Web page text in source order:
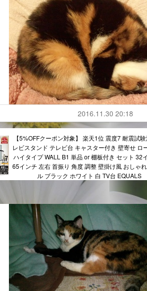
2016.11.30 20:18
【5%OFFクーポン対象】 楽天1位 震度7 耐震試
レビスタンド テレビ台 キャスター付き 壁寄せ ロ
ハイタイプ WALL B1 単品 or 棚板付き セット 32
65インチ 左右 首振り 角度 調整 壁掛け風 おしゃ
ル ブラック ホワイト 白 TV台 EQUALS